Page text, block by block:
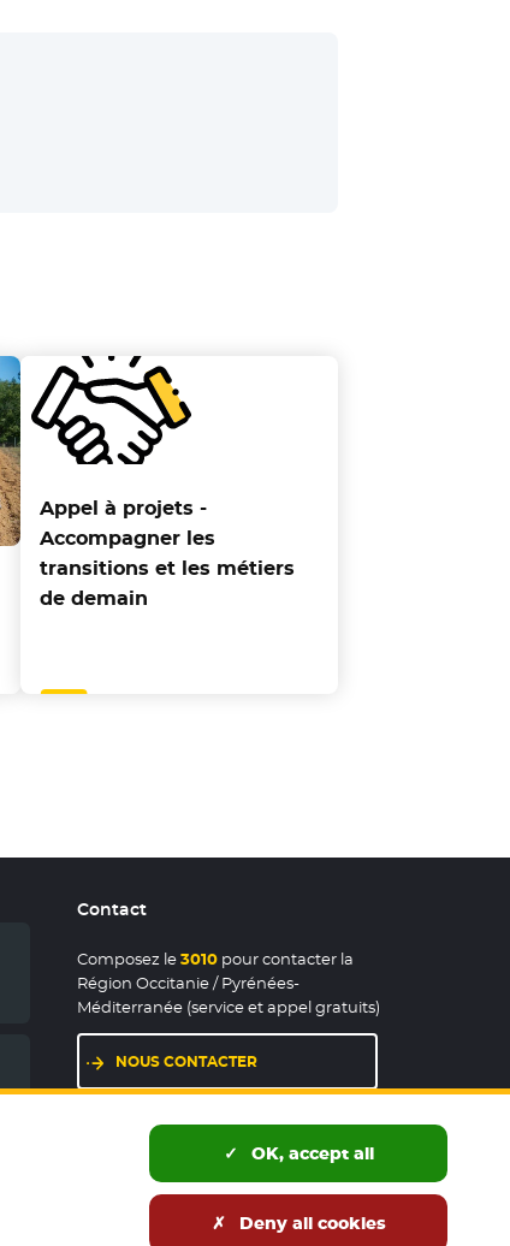
Appel à projets -
Accompagner les
transitions et les métiers
de demain
Contact
Composez le3010pour contacter la
Région Occitanie / Pyrénées-
Méditerranée (service et appel gratuits)
NOUS CONTACTER
LES MAISONS DE RÉGION
OK, accept all
Deny all cookies